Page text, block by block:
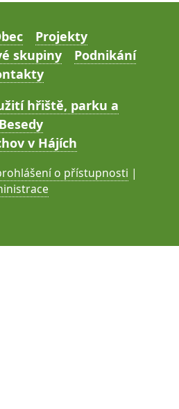
Projekty
skupiny
Podnikání
hřiště, parku a
Besedy
v Hájích
o přístupnosti |